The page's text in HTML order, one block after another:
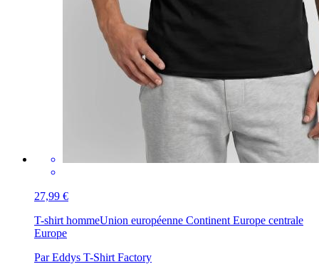
27,99 €
T-shirt hommeUnion européenne Continent Europe centrale
Europe
Par Eddys T-Shirt Factory